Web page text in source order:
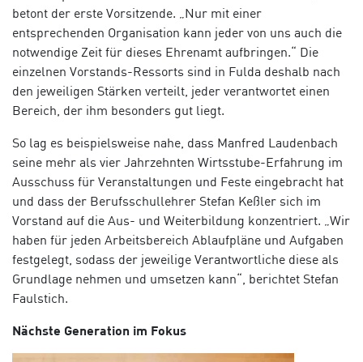
betont der erste Vorsitzende. „Nur mit einer
entsprechenden Organisation kann jeder von uns auch die
notwendige Zeit für dieses Ehrenamt aufbringen.“ Die
einzelnen Vorstands-Ressorts sind in Fulda deshalb nach
den jeweiligen Stärken verteilt, jeder verantwortet einen
Bereich, der ihm besonders gut liegt.
So lag es beispielsweise nahe, dass Manfred Laudenbach
seine mehr als vier Jahrzehnten Wirtsstube-Erfahrung im
Ausschuss für Veranstaltungen und Feste eingebracht hat
und dass der Berufsschullehrer Stefan Keßler sich im
Vorstand auf die Aus- und Weiterbildung konzentriert. „Wir
haben für jeden Arbeitsbereich Ablaufpläne und Aufgaben
festgelegt, sodass der jeweilige Verantwortliche diese als
Grundlage nehmen und umsetzen kann“, berichtet Stefan
Faulstich.
Nächste Generation im Fokus